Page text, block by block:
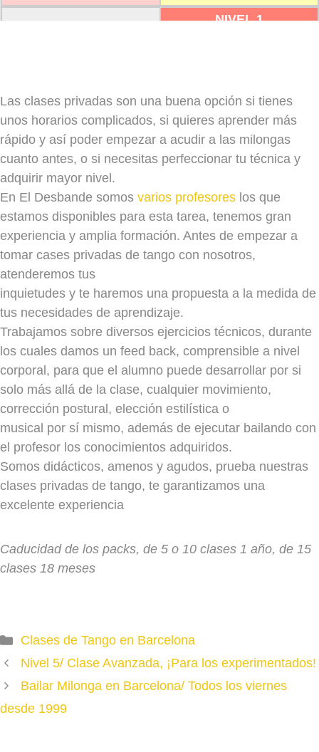
NIVEL 1
MIÉRCOLES
18h a 19.15h
SÁBADO
NIVEL 1/2
LUNES 12h a 13.15h
MARTES
MIÉRCOLES
Olga y Carlos
VIERNES
18h a 19.15h
Amaia y Jekaterina
NIVEL 2
LUNES
MIÉRCOLES
20.30h - 21.45h
SÁBADO
Amaia / Jekaterina (MULTINIVEL)
LUNES
MARTES
Carlos / Olga
SÁBADO
MIÉRCOLES
Olga y Carlos
Las clases privadas son una buena opción si tienes
unos horarios complicados, si quieres aprender más
rápido y así poder empezar a acudir a las milongas
cuanto antes, o si necesitas perfeccionar tu técnica y
adquirir mayor nivel.
En El Desbande somos varios profesores los que
estamos disponibles para esta tarea, tenemos gran
experiencia y amplia formación. Antes de empezar a
tomar cases privadas de tango con nosotros,
atenderemos tus
inquietudes y te haremos una propuesta a la medida de
tus necesidades de aprendizaje.
Trabajamos sobre diversos ejercicios técnicos, durante
los cuales damos un feed back, comprensible a nivel
corporal, para que el alumno puede desarrollar por si
solo más allá de la clase, cualquier movimiento,
corrección postural, elección estilística o
musical por sí mismo, además de ejecutar bailando con
el profesor los conocimientos adquiridos.
Somos didácticos, amenos y agudos, prueba nuestras
clases privadas de tango, te garantizamos una
excelente experiencia
Caducidad de los packs, de 5 o 10 clases 1 año, de 15
clases 18 meses
Categories
Clases de Tango en Barcelona
Nivel 5/ Clase Avanzada, ¡Para los experimentados!
Bailar Milonga en Barcelona/ Todos los viernes
desde 1999